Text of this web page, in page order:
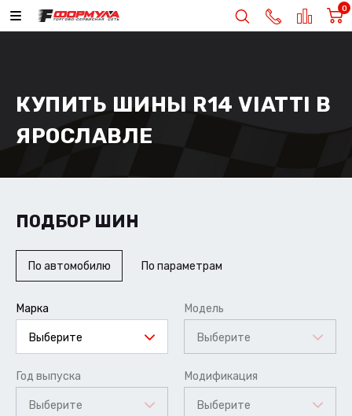
0
КУПИТЬ ШИНЫ R14 VIATTI В
ЯРОСЛАВЛЕ
ПОДБОР ШИН
По автомобилю По параметрам
Марка
Выберите
Модель
Выберите
Год выпуска
Выберите
Модификация
Выберите